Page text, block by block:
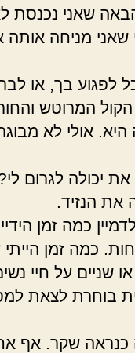
שאני נכנסת
שאני מניחה
לפגוע בך, או
המרוטש
אולי לא
יכולה לגרום
את הנזיד.
כמה זמן
כמה זמן
שניים על חיי
בוחרת לצאת
כנראה שקר. אף